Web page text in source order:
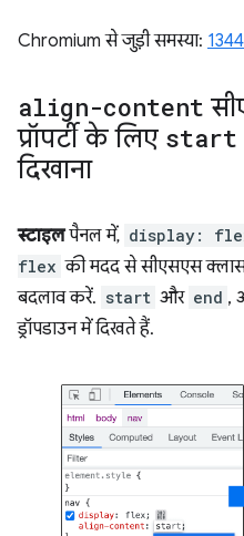
Chromium से जुड़ी समस्या:
align-content
प्रॉपर्टी के लिए start
दिखाना
स्टाइलपैनल में, display:
flex की मदद से सीएसएस
बदलाव करें. start और end ,
ड्रॉपडाउन में दिखते हैं.